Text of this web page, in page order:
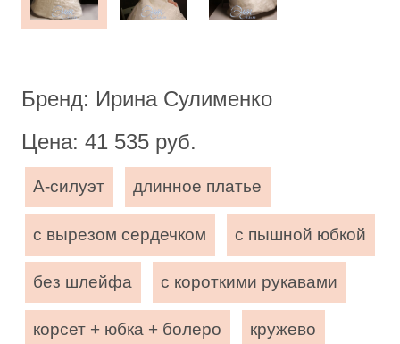
Бренд: Ирина Сулименко
Цена: 41 535 руб.
А-силуэт длинное платье
с вырезом сердечком с пышной юбкой
без шлейфа с короткими рукавами
корсет + юбка + болеро кружево